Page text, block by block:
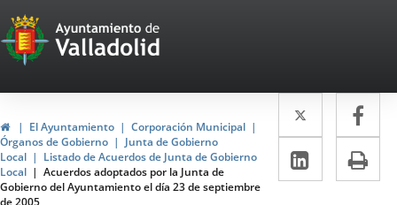
Portal
Web
del
Ayuntamiento
de
Valladolid
HomeEl Ayuntamiento
Corporación Municipal
Órganos de Gobierno
Junta de Gobierno
Local
Listado de Acuerdos de Junta de Gobierno
Local
Acuerdos adoptados por la Junta de
Gobierno del Ayuntamiento el día 23 de septiembre
de 2005
Twitter
Enlace
a
una
a
Linkedin
Enlace
a